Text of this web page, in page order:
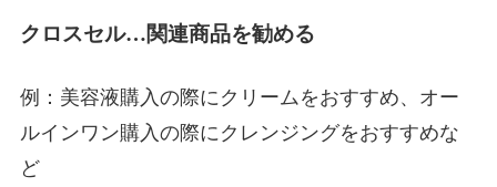
クロスセル…関連商品を勧める
例：美容液購入の際にクリームをおすすめ、オー
ルインワン購入の際にクレンジングをおすすめな
ど